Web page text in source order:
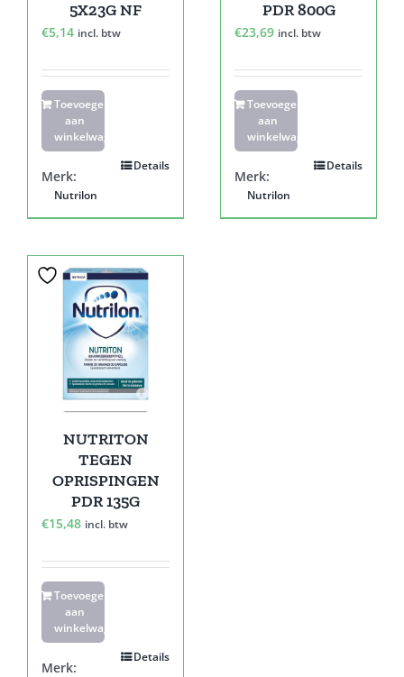
5X23G NF
€5,14 incl. btw
Toevoegen
aan
winkelwagen
Details
Merk:
Nutrilon
PDR 800G
€23,69 incl. btw
Toevoegen
aan
winkelwagen
Details
Merk:
Nutrilon
NUTRITON
TEGEN
OPRISPINGEN
PDR 135G
€15,48 incl. btw
Toevoegen
aan
winkelwagen
Details
Merk: